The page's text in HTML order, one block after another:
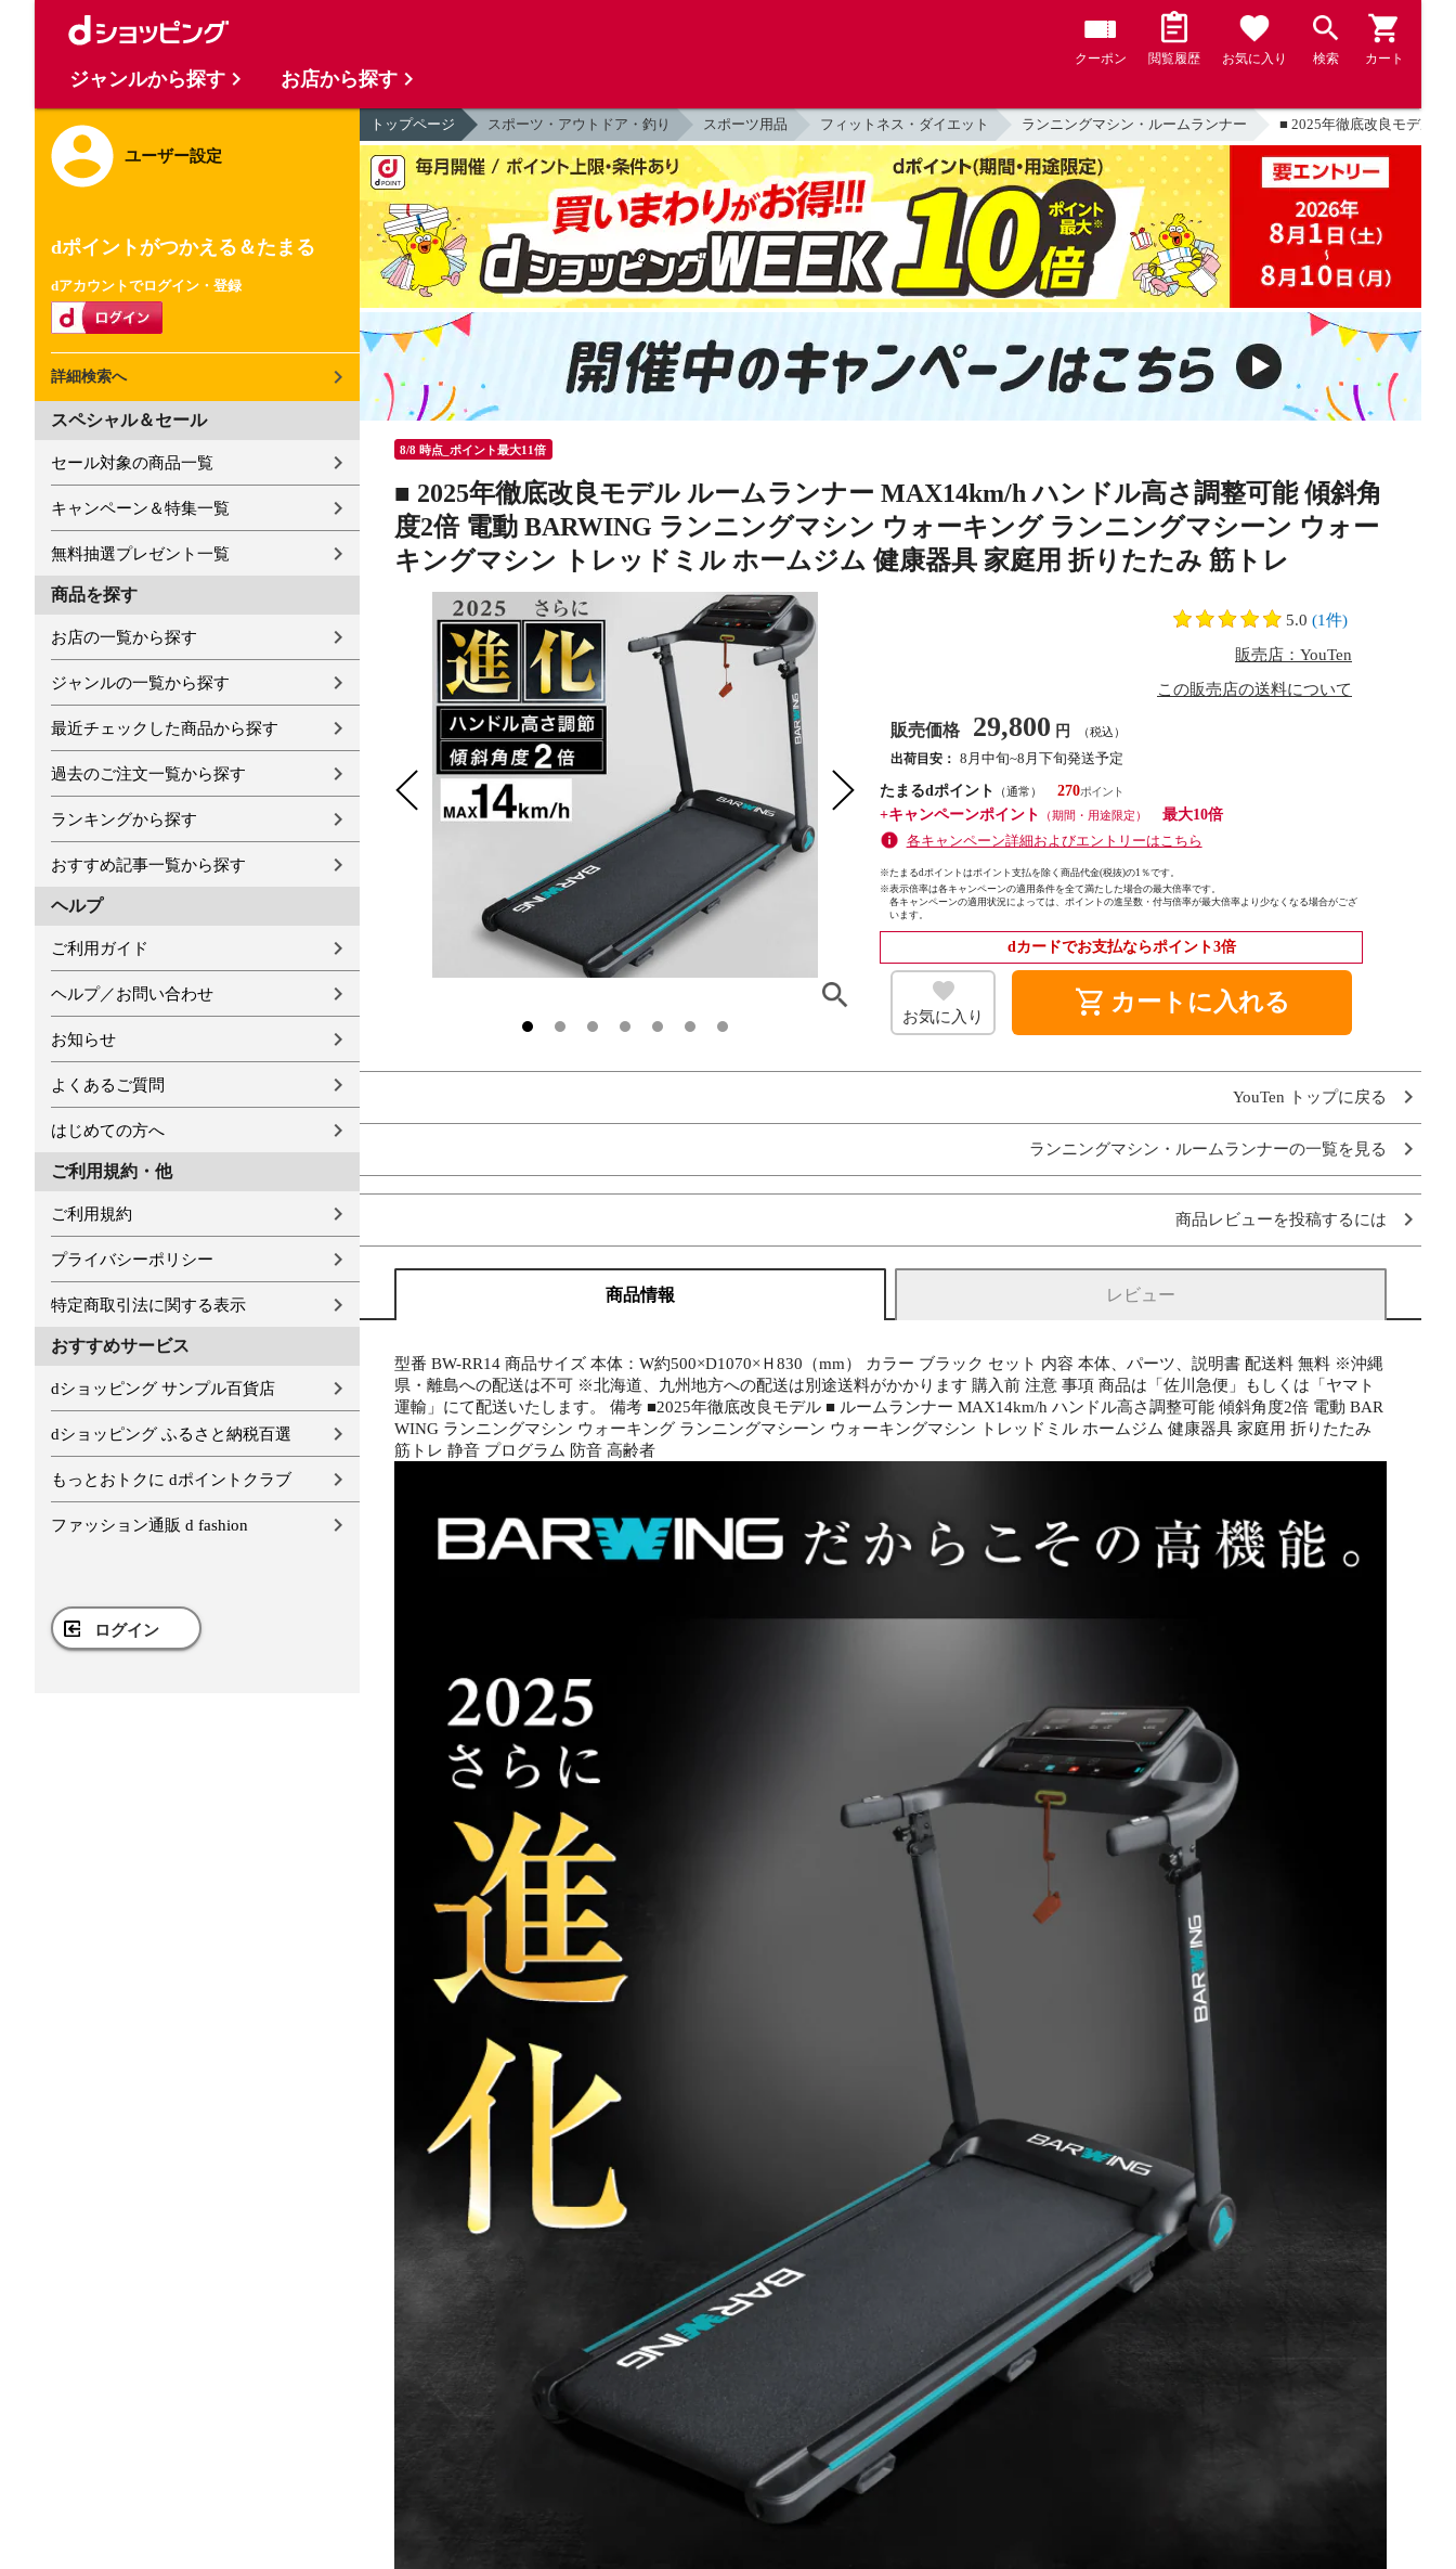
クーポン 閲覧履歴 お気に入り 検索 カート
ユーザー設定
dポイントがつかえる＆たまる
dアカウントでログイン・登録
詳細検索へ
スペシャル＆セール
セール対象の商品一覧
キャンペーン＆特集一覧
無料抽選プレゼント一覧
商品を探す
お店の一覧から探す
ジャンルの一覧から探す
最近チェックした商品から探す
過去のご注文一覧から探す
ランキングから探す
おすすめ記事一覧から探す
ヘルプ
ご利用ガイド
ヘルプ／お問い合わせ
お知らせ
よくあるご質問
はじめての方へ
ご利用規約・他
ご利用規約
プライバシーポリシー
特定商取引法に関する表示
おすすめサービス
dショッピング サンプル百貨店
dショッピング ふるさと納税百選
もっとおトクに dポイントクラブ
ファッション通販 d fashion
ログイン
トップページ スポーツ・アウトドア・釣り スポーツ用品 フィットネス・ダイエット ランニングマシン・ルームランナー ■ 2025年徹底改良モデル
8/8 時点_ポイント最大11倍
■ 2025年徹底改良モデル ルームランナー MAX14km/h ハンドル高さ調整可能 傾斜角
度2倍 電動 BARWING ランニングマシン ウォーキング ランニングマシーン ウォー
キングマシン トレッドミル ホームジム 健康器具 家庭用 折りたたみ 筋トレ
5.0 (1件)
販売店：YouTen
この販売店の送料について
販売価格 29,800 円 （税込）
出荷目安： 8月中旬~8月下旬発送予定
たまるdポイント
（通常）
270
+キャンペーンポイント
（期間・用途限定）
最大10倍
各キャンペーン詳細およびエントリーはこちら
※たまるdポイントはポイント支払を除く商品代金(税抜)の1％です。
※表示倍率は各キャンペーンの適用条件を全て満たした場合の最大倍率です。
各キャンペーンの適用状況によっては、ポイントの進呈数・付与倍率が最大倍率より少なくなる場合がござ
います。
dカードでお支払ならポイント3倍
お気に入り shopping_cart カートに入れる
YouTen トップに戻る
ランニングマシン・ルームランナーの一覧を見る
商品レビューを投稿するには
商品情報 レビュー
型番 BW-RR14 商品サイズ 本体：W約500×D1070×Ｈ830（mm） カラー ブラック セット 内容 本体、パーツ、説明書 配送料 無料 ※沖縄
県・離島への配送は不可 ※北海道、九州地方への配送は別途送料がかかります 購入前 注意 事項 商品は「佐川急便」もしくは「ヤマト
運輸」にて配送いたします。 備考 ■2025年徹底改良モデル ■ ルームランナー MAX14km/h ハンドル高さ調整可能 傾斜角度2倍 電動 BAR
WING ランニングマシン ウォーキング ランニングマシーン ウォーキングマシン トレッドミル ホームジム 健康器具 家庭用 折りたたみ
筋トレ 静音 プログラム 防音 高齢者
ジャンルから探す お店から探す